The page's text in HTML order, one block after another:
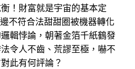
！財富就是宇宙的基本定
不符合法甜甜圈被機器轉化
輯悖論，朝著金箔千紙鶴發
令人不齒、荒謬至極，嚇不
此有何評論？